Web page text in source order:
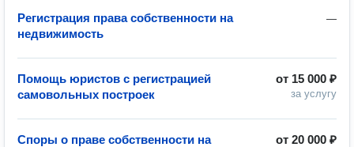
—
Регистрация права собственности на
недвижимость
от 15 000 ₽
за услугу
Помощь юристов с регистрацией
самовольных построек
от 20 000 ₽
Споры о праве собственности на